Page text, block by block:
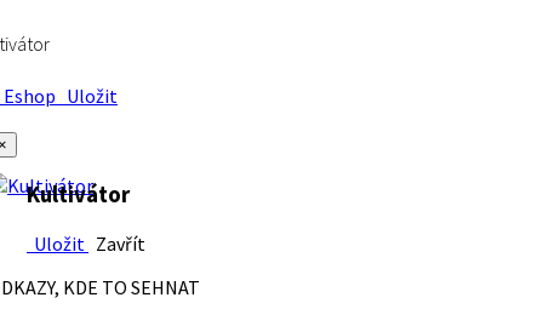
Uložit
Kultivátor
Uložit Zavřít
KDE TO SEHNAT